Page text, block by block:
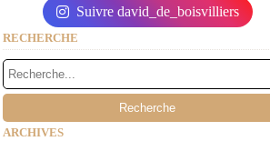
Suivre david_de_boisvilliers
RECHERCHE
ARCHIVES